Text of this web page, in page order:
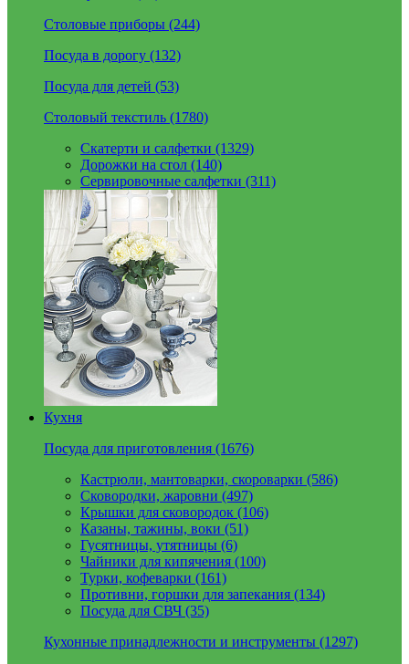
Столовые приборы (244)
Посуда в дорогу (132)
Посуда для детей (53)
Столовый текстиль (1780)
Скатерти и салфетки (1329)
Дорожки на стол (140)
Сервировочные салфетки (311)
Кухня
Посуда для приготовления (1676)
Кастрюли, мантоварки, скороварки (586)
Сковородки, жаровни (497)
Крышки для сковородок (106)
Казаны, тажины, воки (51)
Гусятницы, утятницы (6)
Чайники для кипячения (100)
Турки, кофеварки (161)
Противни, горшки для запекания (134)
Посуда для СВЧ (35)
Кухонные принадлежности и инструменты (1297)